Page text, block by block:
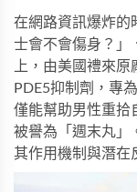
在網路資訊爆炸的
士會不會傷身？」
上，由美國禮來原
PDE5抑制劑，專
僅能幫助男性重拾
被譽為「週末丸
其作用機制與潛在